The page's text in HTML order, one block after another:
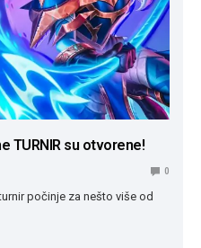
TURNIR su otvorene!
0
počinje za nešto više od